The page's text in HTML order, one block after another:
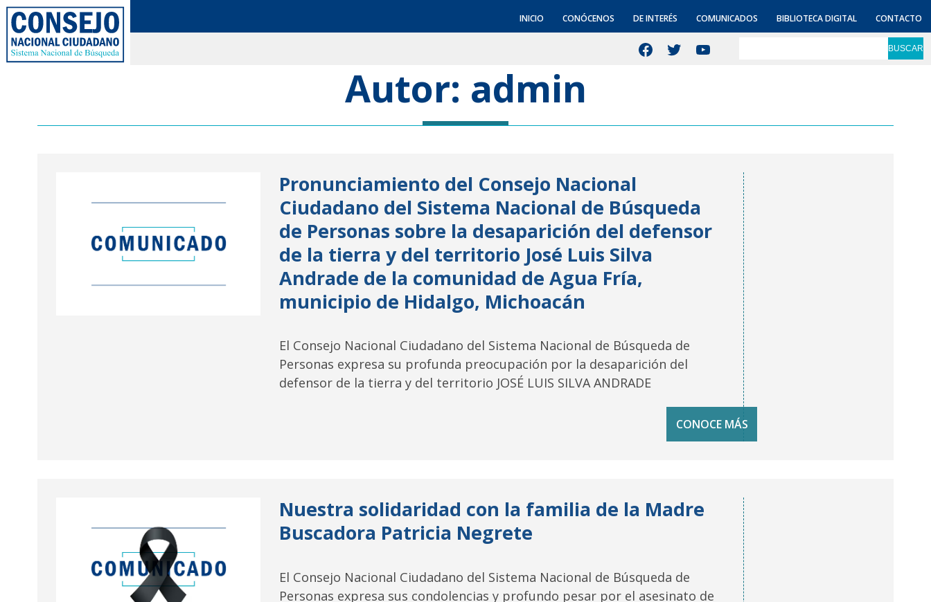
INICIO CONÓCENOS DE INTERÉS COMUNICADOS BIBLIOTECA DIGITAL CONTACTO
BUSCAR
Facebook
Twitter
Autor: admin
Pronunciamiento del Consejo Nacional
Ciudadano del Sistema Nacional de Búsqueda
de Personas sobre la desaparición del defensor
de la tierra y del territorio José Luis Silva
Andrade de la comunidad de Agua Fría,
municipio de Hidalgo, Michoacán
El Consejo Nacional Ciudadano del Sistema Nacional de Búsqueda de
Personas expresa su profunda preocupación por la desaparición del
defensor de la tierra y del territorio JOSÉ LUIS SILVA ANDRADE
CONOCE MÁS
Nuestra solidaridad con la familia de la Madre
Buscadora Patricia Negrete
El Consejo Nacional Ciudadano del Sistema Nacional de Búsqueda de
Personas expresa sus condolencias y profundo pesar por el asesinato de